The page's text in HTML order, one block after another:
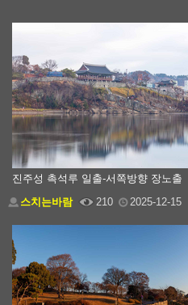
진주성 촉석루 일출-서쪽방향 장노출
스치는바람
210 2025-12-15